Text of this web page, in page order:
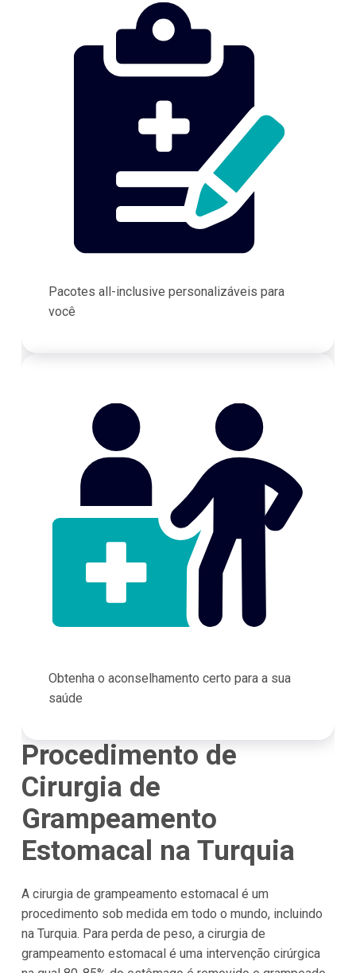
Pacotes all-inclusive personalizáveis para
você
Obtenha o aconselhamento certo para a sua
saúde
Procedimento de
Cirurgia de
Grampeamento
Estomacal na Turquia
A cirurgia de grampeamento estomacal é um
procedimento sob medida em todo o mundo, incluindo
na Turquia. Para perda de peso, a cirurgia de
grampeamento estomacal é uma intervenção cirúrgica